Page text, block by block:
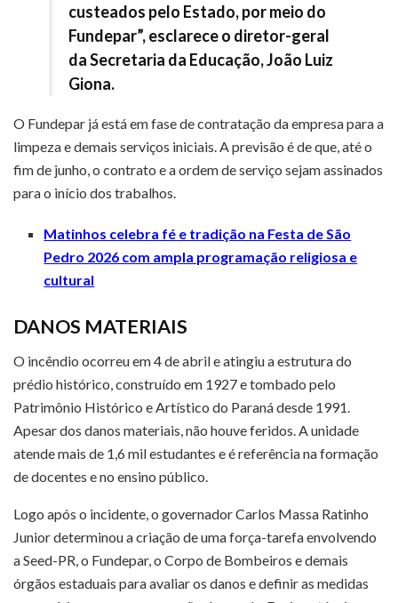
custeados pelo Estado, por meio do
Fundepar”, esclarece o diretor-geral
da Secretaria da Educação, João Luiz
Giona.
O Fundepar já está em fase de contratação da empresa para a
limpeza e demais serviços iniciais. A previsão é de que, até o
fim de junho, o contrato e a ordem de serviço sejam assinados
para o início dos trabalhos.
Matinhos celebra fé e tradição na Festa de São
Pedro 2026 com ampla programação religiosa e
cultural
DANOS MATERIAIS
O incêndio ocorreu em 4 de abril e atingiu a estrutura do
prédio histórico, construído em 1927 e tombado pelo
Patrimônio Histórico e Artístico do Paraná desde 1991.
Apesar dos danos materiais, não houve feridos. A unidade
atende mais de 1,6 mil estudantes e é referência na formação
de docentes e no ensino público.
Logo após o incidente, o governador Carlos Massa Ratinho
Junior determinou a criação de uma força-tarefa envolvendo
a Seed-PR, o Fundepar, o Corpo de Bombeiros e demais
órgãos estaduais para avaliar os danos e definir as medidas